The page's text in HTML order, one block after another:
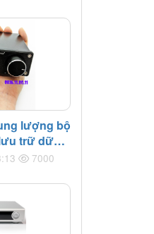
lượng bộ
trữ dữ
DAC?
7000